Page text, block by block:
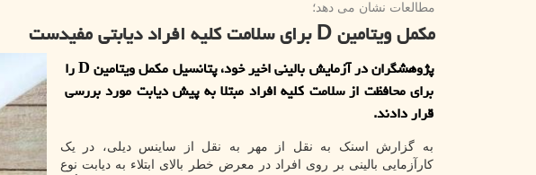
مطالعات نشان می دهد؛
مکمل ویتامین D برای سلامت کلیه افراد دیابتی مفیدست
پژوهشگران در آزمایش بالینی اخیر خود، پتانسیل مکمل ویتامین D را
برای محافظت از سلامت کلیه افراد مبتلا به پیش دیابت مورد بررسی
قرار دادند.
به گزارش اسنک به نقل از مهر به نقل از ساینس دیلی، در یک
کارآزمایی بالینی بر روی افراد در معرض خطر بالای ابتلاء به دیابت نوع